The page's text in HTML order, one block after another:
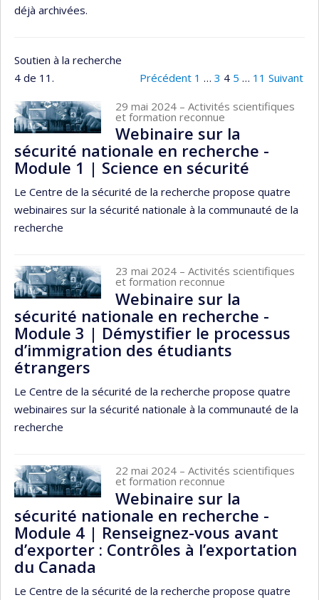
déjà archivées.
Soutien à la recherche
4 de 11.
Précédent 1 … 3 4 5 … 11 Suivant
29 mai 2024 – Activités scientifiques
et formation reconnue
Webinaire sur la
sécurité nationale en recherche -
Module 1 | Science en sécurité
Le Centre de la sécurité de la recherche propose quatre
webinaires sur la sécurité nationale à la communauté de la
recherche
23 mai 2024 – Activités scientifiques
et formation reconnue
Webinaire sur la
sécurité nationale en recherche -
Module 3 | Démystifier le processus
d’immigration des étudiants
étrangers
Le Centre de la sécurité de la recherche propose quatre
webinaires sur la sécurité nationale à la communauté de la
recherche
22 mai 2024 – Activités scientifiques
et formation reconnue
Webinaire sur la
sécurité nationale en recherche -
Module 4 | Renseignez-vous avant
d’exporter : Contrôles à l’exportation
du Canada
Le Centre de la sécurité de la recherche propose quatre